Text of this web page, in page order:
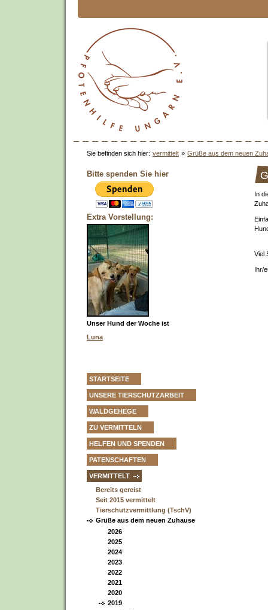
Sie befinden sich hier: vermittelt » Grüße aus dem neuen
Bitte spenden Sie hier
Extra Vorstellung:
Unser Hund der Woche ist
Luna
STARTSEITE
UNSERE TIERSCHUTZARBEIT
WALDGEHEGE
ZU VERMITTELN
HELFEN UND SPENDEN
PATENSCHAFTEN
VERMITTELT
Bereits gereist
Seit 2015 vermittelt
Tierschutzvermittlung (TschV)
Grüße aus dem neuen Zuhause
2026
2025
2024
2023
2022
2021
2020
2019
In
Viel
Ihr/